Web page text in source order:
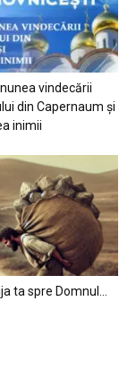
vindecării
din Capernaum și
inimii
ta spre Domnul…